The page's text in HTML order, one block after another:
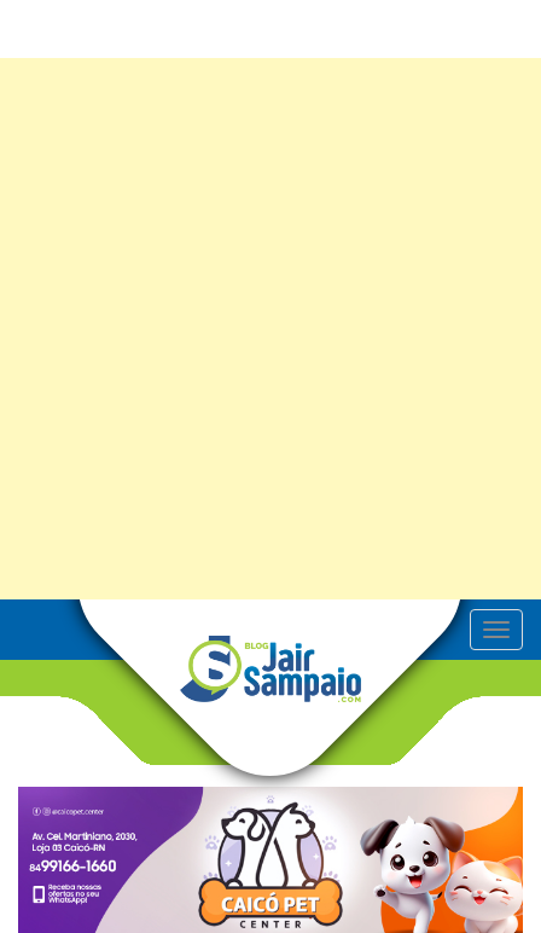
T
o
v
g
t
i
o
n